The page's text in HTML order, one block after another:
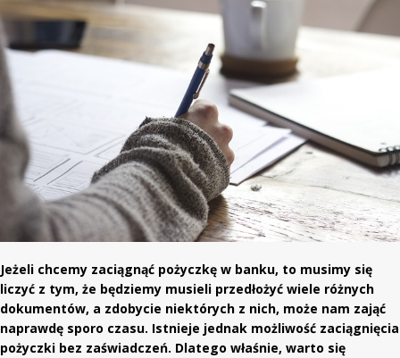
Jeżeli chcemy zaciągnąć pożyczkę w banku, to musimy się
liczyć z tym, że będziemy musieli przedłożyć wiele różnych
dokumentów, a zdobycie niektórych z nich, może nam zająć
naprawdę sporo czasu. Istnieje jednak możliwość zaciągnięcia
pożyczki bez zaświadczeń. Dlatego właśnie, warto się